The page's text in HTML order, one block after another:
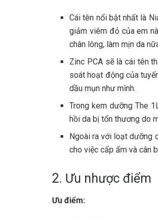
Cái tên nổi bật nhất là
giảm viêm đỏ của em
chân lông, làm mịn da
Zinc PCA sẽ là cái tên
soát hoạt động của
dầu mụn như mình.
Trong kem dưỡng The
hồi da bị tổn thương do
Ngoài ra với loạt dưỡng
cho việc cấp ẩm và cân
2. Ưu nhược điểm
Ưu điểm: